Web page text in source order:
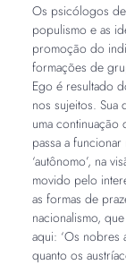
Os psicólogos
populismo e as
promoção do
formações de
Ego é resultado
nos sujeitos. Sua
uma continuação
passa a
‘autônomo’, na
movido pelo
as formas de
nacionalismo,
aqui: ‘Os nobres
quanto os